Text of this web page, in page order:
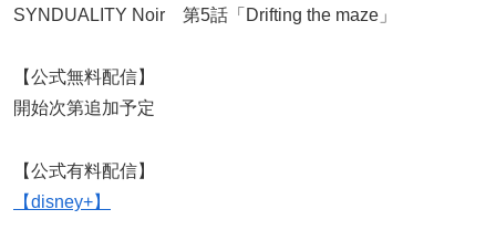
SYNDUALITY Noir 第5話「Drifting the maze」
【公式無料配信】
開始次第追加予定
【公式有料配信】
【disney+】